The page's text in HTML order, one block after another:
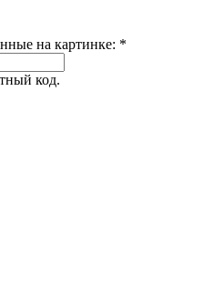
на картинке: *
код.